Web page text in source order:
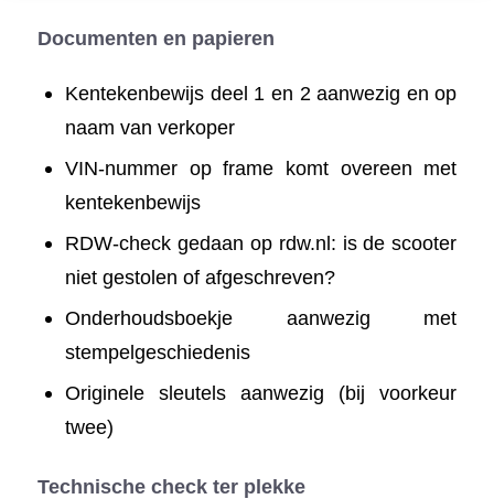
Documenten en papieren
Kentekenbewijs deel 1 en 2 aanwezig en op
naam van verkoper
VIN-nummer op frame komt overeen met
kentekenbewijs
RDW-check gedaan op rdw.nl: is de scooter
niet gestolen of afgeschreven?
Onderhoudsboekje aanwezig met
stempelgeschiedenis
Originele sleutels aanwezig (bij voorkeur
twee)
Technische check ter plekke